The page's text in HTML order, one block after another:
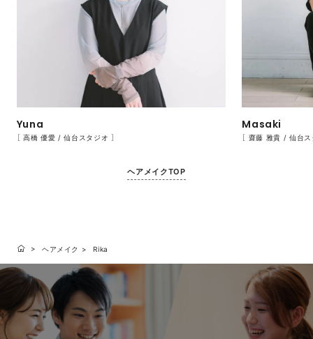
Yuna
［ 高橋 優愛 / 仙台スタジオ ］
Masaki
［ 齋藤 雅貴 / 仙台ス
ヘアメイクTOP
ヘアメイク Rika